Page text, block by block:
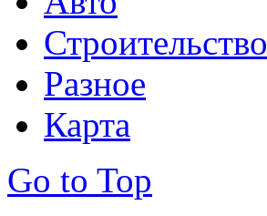
Строительство
Разное
Карта
Go to Top